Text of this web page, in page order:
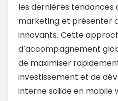
les dernières tendances
marketing et présenter
innovants. Cette
d’accompagnement
de maximiser
investissement et de
interne solide en mobile